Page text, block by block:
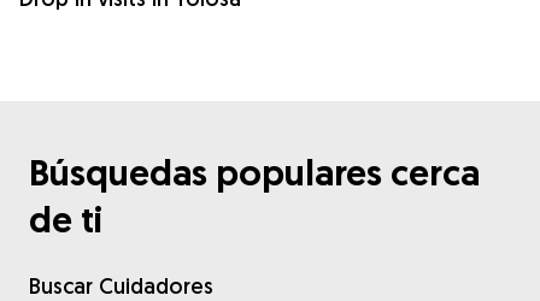
Búsquedas populares cerca
de ti
Buscar Cuidadores